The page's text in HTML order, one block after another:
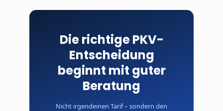
Die richtige PKV-
Entscheidung
beginnt mit guter
Beratung
Nicht irgendeinen Tarif – sondern den